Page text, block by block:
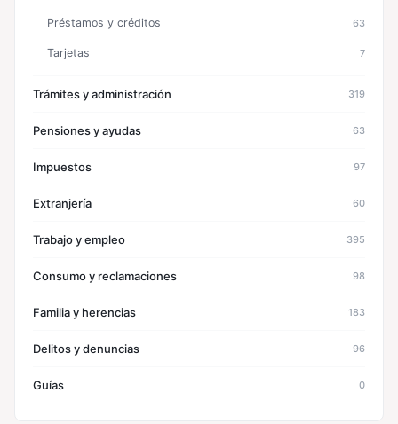
Préstamos y créditos 63
Tarjetas 7
Trámites y administración 319
Pensiones y ayudas 63
Impuestos 97
Extranjería 60
Trabajo y empleo 395
Consumo y reclamaciones 98
Familia y herencias 183
Delitos y denuncias 96
Guías 0